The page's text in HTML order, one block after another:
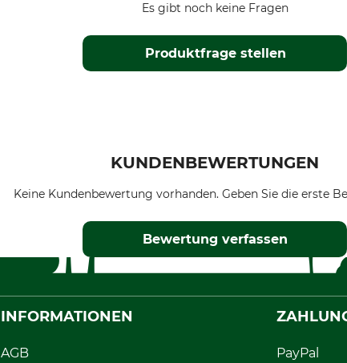
Produktfrage stellen
Es gibt noch keine Fragen
KUNDENBEWERTUNGEN
Keine Kundenbewertung vorhanden. Geben Sie die erste
Bewertung verfassen
INFORMATIONEN
AGB
PayPal